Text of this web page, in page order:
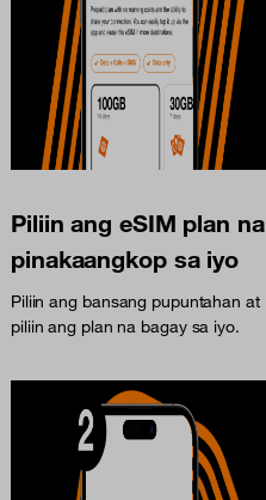
Piliin ang eSIM plan na
pinakaangkop sa iyo
Piliin ang bansang pupuntahan at
piliin ang plan na bagay sa iyo.